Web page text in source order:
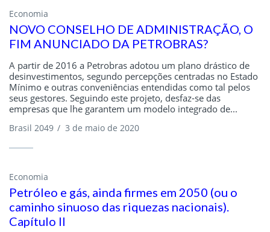
Economia
NOVO CONSELHO DE ADMINISTRAÇÃO, O
FIM ANUNCIADO DA PETROBRAS?
A partir de 2016 a Petrobras adotou um plano drástico de
desinvestimentos, segundo percepções centradas no Estado
Mínimo e outras conveniências entendidas como tal pelos
seus gestores. Seguindo este projeto, desfaz-se das
empresas que lhe garantem um modelo integrado de...
Brasil 2049 / 3 de maio de 2020
Economia
Petróleo e gás, ainda firmes em 2050 (ou o
caminho sinuoso das riquezas nacionais).
Capítulo II